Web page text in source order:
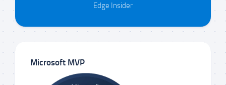
Edge Insider
Microsoft MVP